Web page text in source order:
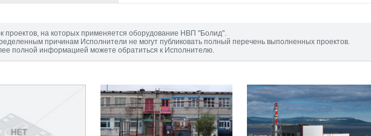
проектов, на которых применяется оборудование НВП "Болид".
причинам Исполнители не могут публиковать полный перечень выполненных проектов.
полной информацией можете обратиться к Исполнителю.